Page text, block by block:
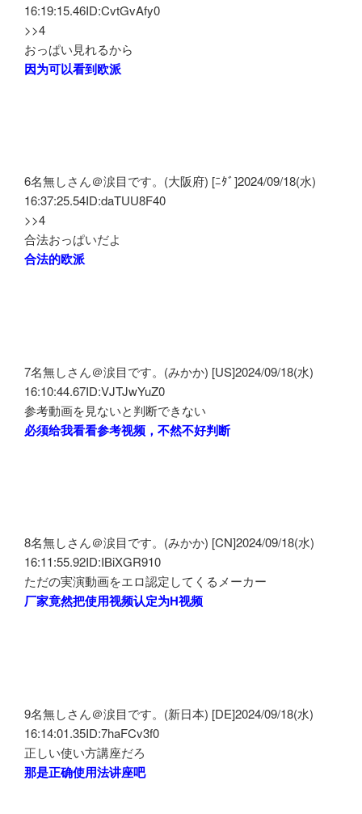
16:19:15.46ID:CvtGvAfy0
>>4
おっぱい見れるから
因为可以看到欧派
6名無しさん＠涙目です。(大阪府) [ﾆﾀﾞ]2024/09/18(水)
16:37:25.54ID:daTUU8F40
>>4
合法おっぱいだよ
合法的欧派
7名無しさん＠涙目です。(みかか) [US]2024/09/18(水)
16:10:44.67ID:VJTJwYuZ0
参考動画を見ないと判断できない
必须给我看看参考视频，不然不好判断
8名無しさん＠涙目です。(みかか) [CN]2024/09/18(水)
16:11:55.92ID:IBiXGR910
ただの実演動画をエロ認定してくるメーカー
厂家竟然把使用视频认定为H视频
9名無しさん＠涙目です。(新日本) [DE]2024/09/18(水)
16:14:01.35ID:7haFCv3f0
正しい使い方講座だろ
那是正确使用法讲座吧